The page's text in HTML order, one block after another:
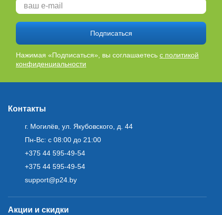
Подписаться
Нажимая «Подписаться», вы соглашаетесь с политикой
конфиденциальности
Контакты
г. Могилёв, ул. Якубовского, д. 44
Пн-Вс: с 08:00 до 21:00
+375 44 595-49-54
+375 44 595-49-54
support@p24.by
Акции и скидки